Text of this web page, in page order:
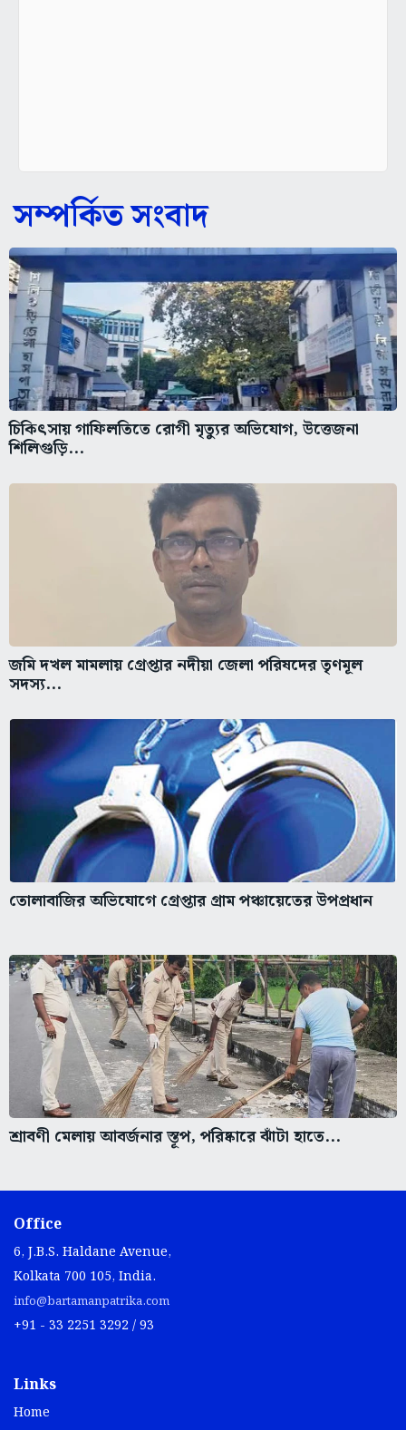
সম্পর্কিত সংবাদ
চিকিৎসায় গাফিলতিতে রোগী মৃত্যুর অভিযোগ, উত্তেজনা
শিলিগুড়ি...
জমি দখল মামলায় গ্রেপ্তার নদীয়া জেলা পরিষদের তৃণমূল
সদস্য...
তোলাবাজির অভিযোগে গ্রেপ্তার গ্রাম পঞ্চায়েতের উপপ্রধান
শ্রাবণী মেলায় আবর্জনার স্তূপ, পরিষ্কারে ঝাঁটা হাতে...
Office
6, J.B.S. Haldane Avenue,
Kolkata 700 105, India.
info@bartamanpatrika.com
+91 - 33 2251 3292 / 93
Links
Home